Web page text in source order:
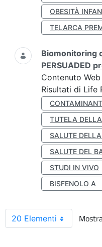
OBESITÀ
TELARCA
Biomonitoring
PERSUADED
Contenuto Web
Risultati di Life
TUTELA
SALUTE
SALUTE DEL
STUDI IN VIVO
BISFENOLO A
20 Elementi